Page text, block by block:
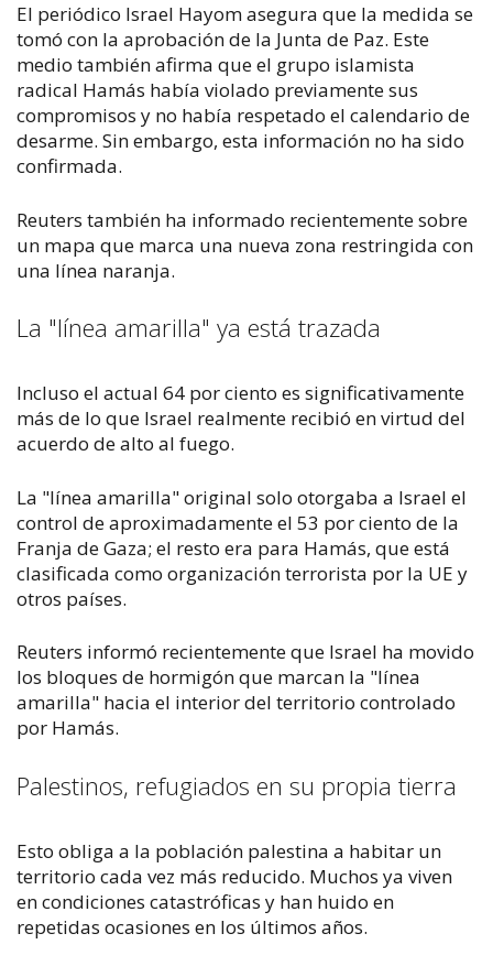
El periódico Israel Hayomasegura que la medida se
tomó con la aprobación de la Junta de Paz. Este
medio también afirma que el grupo islamista
radical Hamás había violado previamente sus
compromisos y no había respetado el calendario de
desarme. Sin embargo, esta información no ha sido
confirmada.
Reuters también ha informado recientemente sobre
un mapa que marca una nueva zona restringida con
una línea naranja.
La "línea amarilla" ya está trazada
Incluso el actual 64 por ciento es significativamente
más de lo que Israel realmente recibió en virtud del
acuerdo de alto al fuego.
La "línea amarilla" original solo otorgaba a Israel el
control de aproximadamente el 53 por ciento de la
Franja de Gaza; el resto era para Hamás, que está
clasificada como organización terrorista por la UE y
otros países.
Reuters informó recientemente que Israel ha movido
los bloques de hormigón que marcan la "línea
amarilla" hacia el interior del territorio controlado
por Hamás.
Palestinos, refugiados en su propia tierra
Esto obliga a la población palestina a habitar un
territorio cada vez más reducido. Muchos ya viven
en condiciones catastróficas y han huido en
repetidas ocasiones en los últimos años.